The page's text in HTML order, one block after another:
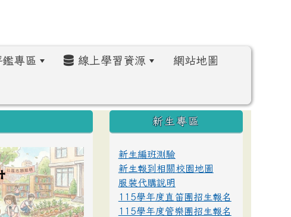
鑑專區 線上學習資源 網站地圖
:::
新生專區
新生編班測驗
新生報到相關校園地圖
服裝代購說明
115學年度直笛團招生報名
115學年度管樂團招生報名